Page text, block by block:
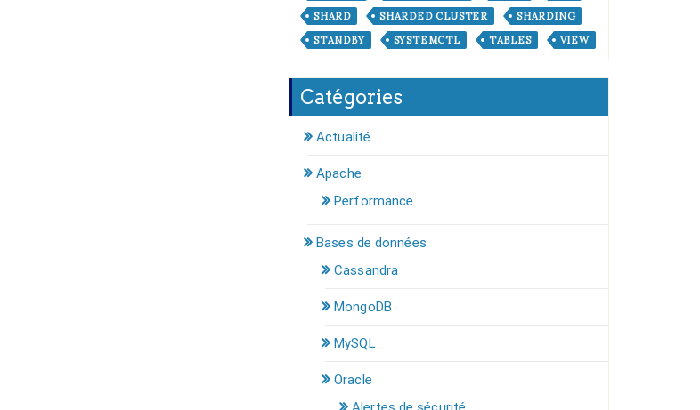
SHARD
SHARDED CLUSTER
SHARDING
STANDBY
SYSTEMCTL TABLES VIEW
Catégories
Actualité
Apache
Performance
Bases de données
Cassandra
MongoDB
MySQL
Oracle